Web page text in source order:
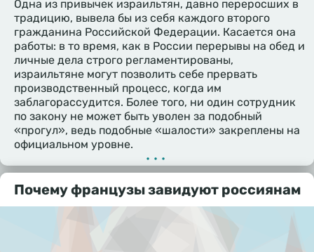
Одна из привычек израильтян, давно переросших в
традицию, вывела бы из себя каждого второго
гражданина Российской Федерации. Касается она
работы: в то время, как в России перерывы на обед и
личные дела строго регламентированы,
израильтяне могут позволить себе прервать
производственный процесс, когда им
заблагорассудится. Более того, ни один сотрудник
по закону не может быть уволен за подобный
«прогул», ведь подобные «шалости» закреплены на
официальном уровне.
•••
Почему французы завидуют россиянам